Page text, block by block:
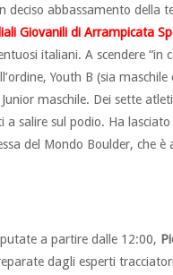
abbassamento della
Giovanili di Arrampicata
italiani. A scendere “in
Youth B (sia
maschile. Dei sette
salire sul podio. Ha
del Mondo Boulder, che
a partire dalle 12:00,
dagli esperti